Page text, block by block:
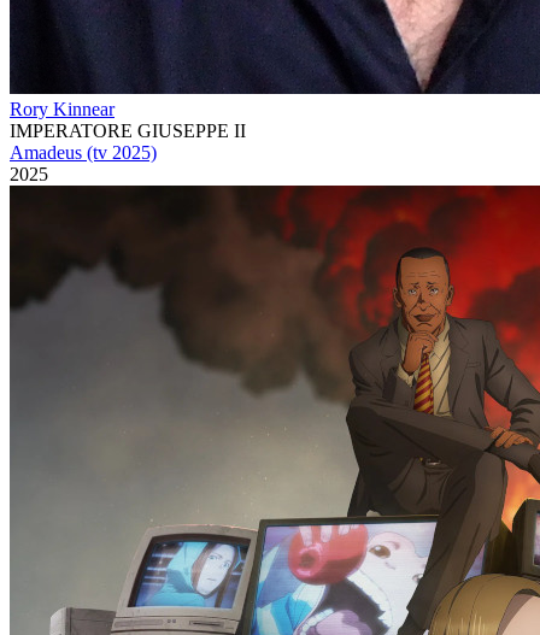
Rory Kinnear
IMPERATORE GIUSEPPE II
Amadeus (tv 2025)
2025